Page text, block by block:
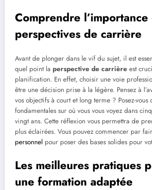
Comprendre l’importance
perspectives de carrière
Avant de plonger dans le vif du sujet, il est
quel point la perspective de carrière est
planification. En effet, choisir une voie
être une décision prise à la légère. Pensez à
vos objectifs à court et long terme ? Posez-vous
fondamentales sur où vous vous voyez dans
vingt ans. Cette réflexion vous permettra de
plus éclairées. Vous pouvez commencer par
personnel pour poser des bases solides pour
Les meilleures pratiques
une formation adaptée